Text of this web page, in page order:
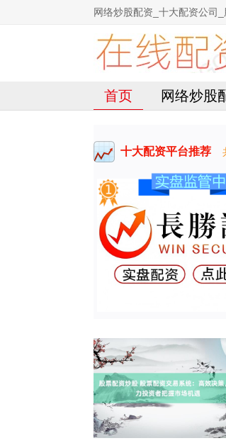
网络炒股配资_十大配资公司
首页 网络炒股
十大配资平台推荐